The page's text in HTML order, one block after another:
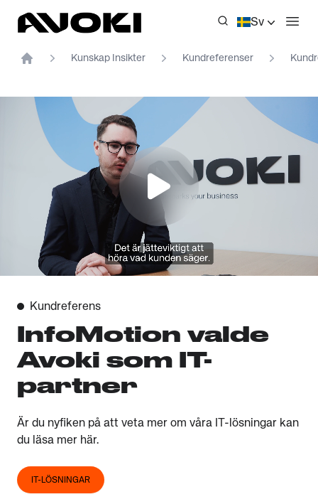
Avoki Sv
Kunskap Insikter Kundreferenser
Kundreferens
InfoMotion valde
Avoki som IT-
partner
Är du nyfiken på att veta mer om våra IT-lösningar kan
du läsa mer här.
IT-LÖSNINGAR